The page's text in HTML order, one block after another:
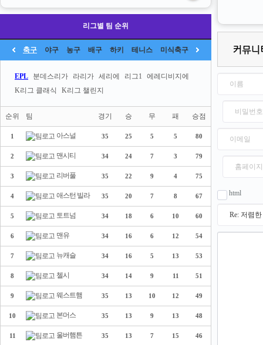
리그별 팀 순위
축구 야구 농구 배구 하키 테니스 미식축구
EPL 분데스리가 라리가 세리에 리그1
에레디비지에
K리그 클래식
K리그 챌린지
순위 팀 경기 승 무 패 승점
1 아스널 35 25 5 5 80
2 맨시티 34 24 7 3 79
3 리버풀 35 22 9 4 75
4 애스턴 빌라 35 20 7 8 67
5 토트넘 34 18 6 10 60
6 맨유 34 16 6 12 54
7 뉴캐슬 34 16 5 13 53
8 첼시 34 14 9 11 51
9 웨스트햄 35 13 10 12 49
10 본머스 35 13 9 13 48
11 울버햄튼 35 13 7 15 46
html